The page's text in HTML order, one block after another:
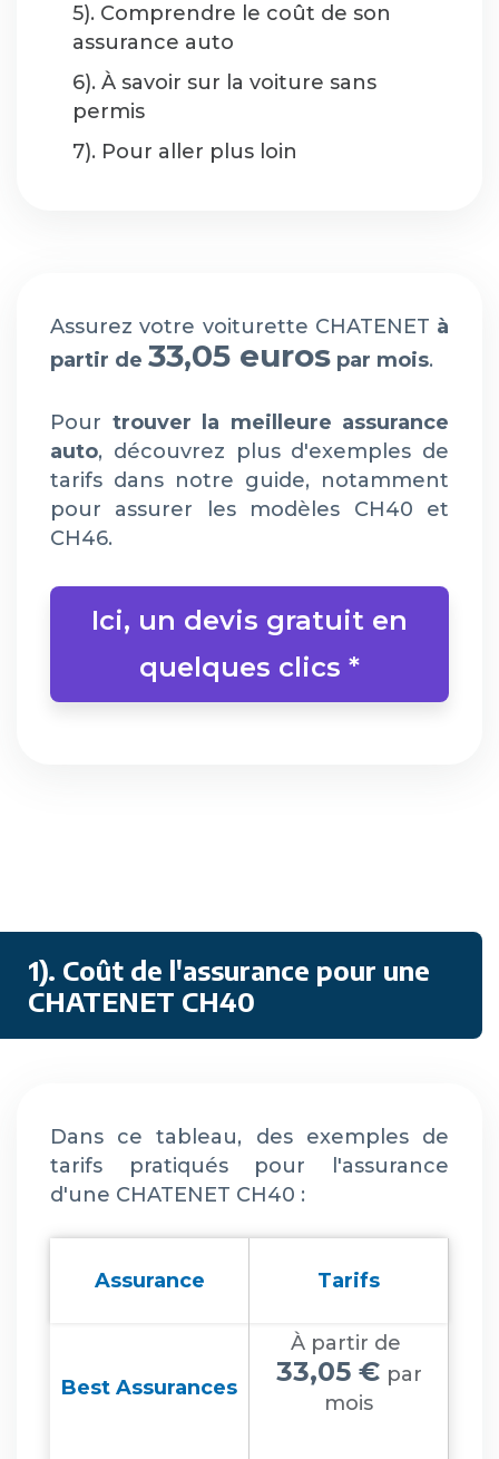
5). Comprendre le coût de son
assurance auto
6). À savoir sur la voiture sans
permis
7). Pour aller plus loin
Assurez votre voiturette CHATENET à
partir de 33,05 euros par mois.
Pour trouver la meilleure assurance
auto, découvrez plus d'exemples de
tarifs dans notre guide, notamment
pour assurer les modèles CH40 et
CH46.
Ici, un devis gratuit en
quelques clics *
1). Coût de l'assurance pour une
CHATENET CH40
Dans ce tableau, des exemples de
tarifs pratiqués pour l'assurance
d'une CHATENET CH40 :
Assurance Tarifs
Best Assurances
À partir de
33,05 € par
mois